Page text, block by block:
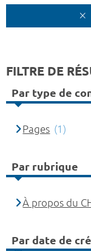
FILTRE DE
Par type de
Pages (1)
Par rubrique
À propos du
Par date de